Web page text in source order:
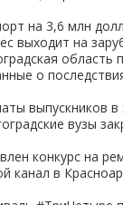
на 3,6 млн
выходит на
область
о
выпускников в
вузы
конкурс на
канал в